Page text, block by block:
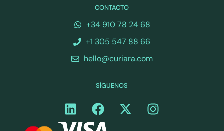
CONTACTO
+34 910 78 24 68
+1 305 547 88 66
hello@curiara.com
SÍGUENOS